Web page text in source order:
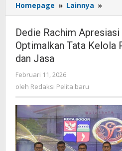
Homepage » Lainnya »
ITKP
dan
Jasa
Dedie Rachim
Optimalkan Tata Kelola
dan Jasa
Februari 11, 2026
Redaksi
baru
oleh Redaksi Pelita baru